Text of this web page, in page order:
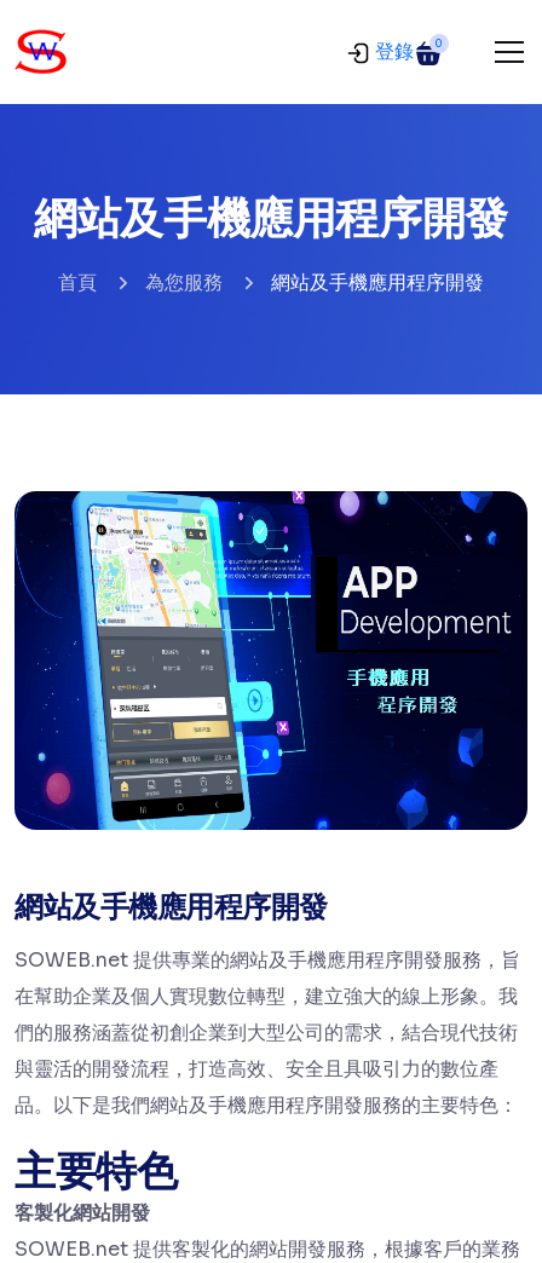
登錄 0
網站及手機應用程序開發
首頁 為您服務 網站及手機應用程序開發
網站及手機應用程序開發
SOWEB.net 提供專業的網站及手機應用程序開發服務，旨
在幫助企業及個人實現數位轉型，建立強大的線上形象。我
們的服務涵蓋從初創企業到大型公司的需求，結合現代技術
與靈活的開發流程，打造高效、安全且具吸引力的數位產
品。以下是我們網站及手機應用程序開發服務的主要特色：
主要特色
客製化網站開發
SOWEB.net 提供客製化的網站開發服務，根據客戶的業務